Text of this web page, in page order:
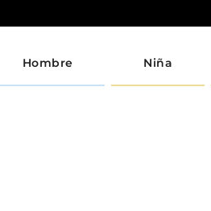
Hombre Niña